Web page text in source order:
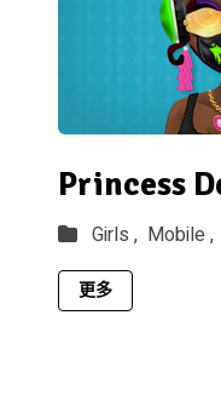
Princess
Girls , Mobile ,
更多